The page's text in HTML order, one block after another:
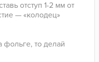
отступ 1-2 мм от
— «колодец»
фольге, то делай